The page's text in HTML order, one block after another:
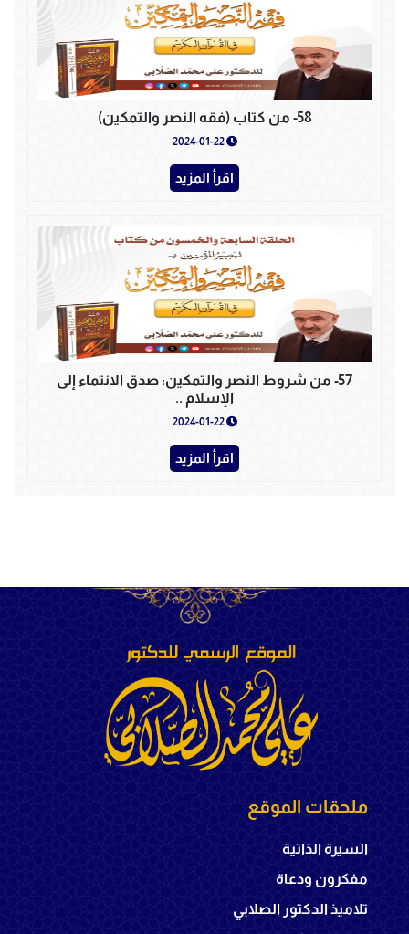
58- من كتاب (فقه النصر والتمكين)
2024-01-22
اقرأ المزيد
57- من شروط النصر والتمكين: صدق الانتماء إلى
الإسلام ..
2024-01-22
اقرأ المزيد
ملحقات الموقع
السيرة الذاتية
مفكرون ودعاة
تلاميذ الدكتور الصلابي